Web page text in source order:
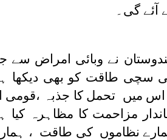
آئے گی۔
نے وبائی امراض سے
سچی طاقت کو بھی دیکھا
میں تحمل کا جذبہ ،قومی
مزاحمت کا مظاہرہ کیا
نظاموں کی طاقت ،